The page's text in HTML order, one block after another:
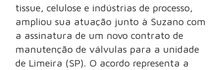
tissue, celulose e indústrias de processo,
ampliou sua atuação junto à Suzano com
a assinatura de um novo contrato de
manutenção de válvulas para a unidade
de Limeira (SP). O acordo representa a